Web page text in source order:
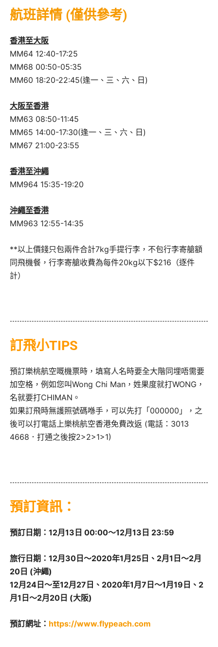
航班詳情 (僅供參考)
香港至大阪
MM64 12:40-17:25
MM68 00:50-05:35
MM60 18:20-22:45(逢一、三、六、日)
大阪至香港
MM63 08:50-11:45
MM65 14:00-17:30(逢一、三、六、日)
MM67 21:00-23:55
香港至沖繩
MM964 15:35-19:20
沖繩至香港
MM963 12:55-14:35
**以上價錢只包兩件合計7kg手提行李，不包行李寄艙額
同飛機餐，行李寄艙收費為每件20kg以下$216（逐件
計）
訂飛小TIPS
預訂樂桃航空嘅機票時，填寫人名時要全大階同埋唔需要
加空格，例如您叫Wong Chi Man，姓果度就打WONG，
名就要打CHIMAN。
如果訂飛時無護照號碼喺手，可以先打「000000」，之
後可以打電話上樂桃航空香港免費改返 (電話：3013
4668．打通之後按2>2>1>1)
預訂資訊：
預訂日期：12月13日 00:00～12月13日 23:59
旅行日期：12月30日～2020年1月25日、2月1日～2月
20日 (沖繩)
12月24日～至12月27日、2020年1月7日～1月19日、2
月1日～2月20日 (大阪)
預訂網址： https://www.flypeach.com